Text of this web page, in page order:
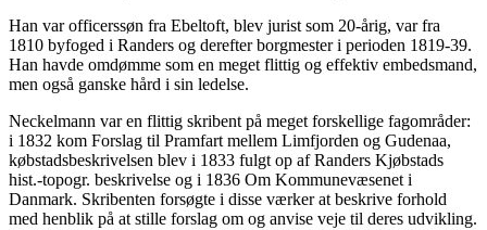
Han var officerssøn fra Ebeltoft, blev jurist som 20-årig, var fra
1810 byfoged i Randers og derefter borgmester i perioden 1819-39.
Han havde omdømme som en meget flittig og effektiv embedsmand,
men også ganske hård i sin ledelse.
Neckelmann var en flittig skribent på meget forskellige fagområder:
i 1832 kom Forslag til Pramfart mellem Limfjorden og Gudenaa,
købstadsbeskrivelsen blev i 1833 fulgt op af Randers Kjøbstads
hist.-topogr. beskrivelse og i 1836 Om Kommunevæsenet i
Danmark. Skribenten forsøgte i disse værker at beskrive forhold
med henblik på at stille forslag om og anvise veje til deres udvikling.